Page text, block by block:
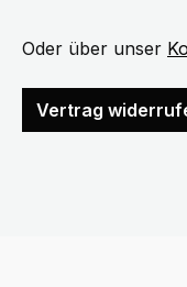
Oder über unser
Vertrag